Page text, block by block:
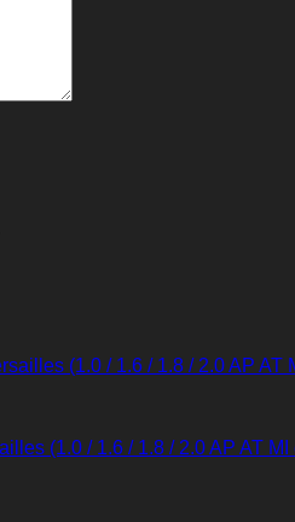
(1.0 / 1.6 / 1.8 / 2.0 AP AT MI